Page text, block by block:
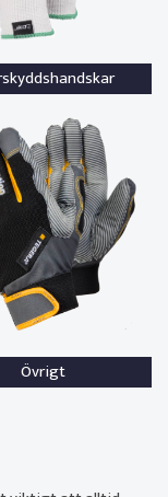
Övrigt